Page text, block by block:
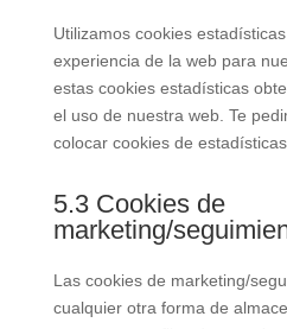
Utilizamos cookies
experiencia de la web para
estas cookies estadísticas
el uso de nuestra web. Te
colocar cookies de
5.3 Cookies de
marketing/
Las cookies de marketing/
cualquier otra forma de